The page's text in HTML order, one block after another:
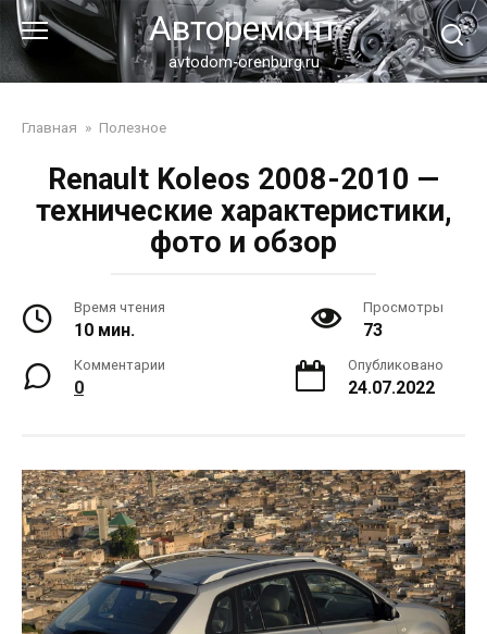
Перейти
к
контенту
Авторемонт
avtodom-orenburg.ru
Главная » Полезное
Renault Koleos 2008-2010 —
технические характеристики,
фото и обзор
Время чтения
10 мин.
Просмотры
73
Комментарии
0
Опубликовано
24.07.2022